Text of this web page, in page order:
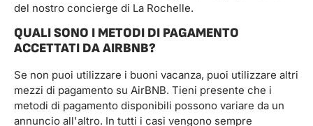
del nostro concierge di La Rochelle.
QUALI SONO I METODI DI PAGAMENTO
ACCETTATI DA AIRBNB?
Se non puoi utilizzare i buoni vacanza, puoi utilizzare altri
mezzi di pagamento su AirBNB. Tieni presente che i
metodi di pagamento disponibili possono variare da un
annuncio all'altro. In tutti i casi vengono sempre